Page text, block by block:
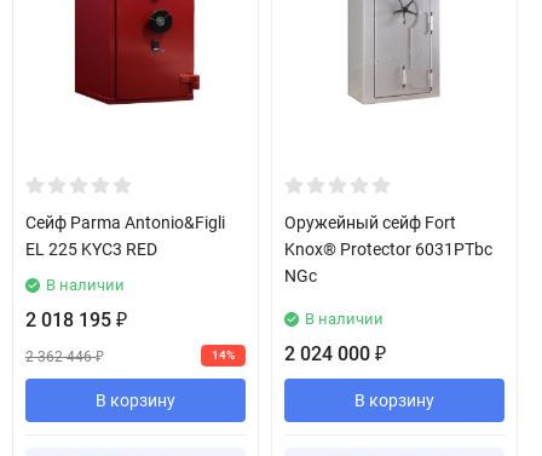
Сейф Parma Antonio&Figli
EL 225 KYC3 RED
В наличии
2 018 195 ₽
2 362 446₽ 14%
В корзину
Оружейный сейф Fort
Knox® Protector 6031PTbc
NGc
В наличии
2 024 000 ₽
В корзину